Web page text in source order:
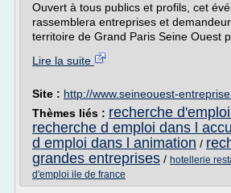
Ouvert à tous publics et profils, cet
rassemblera entreprises et
territoire de Grand Paris Seine Ouest
Lire la suite
Site : http://www.seineouest-
Thèmes liés : recherche
recherche d emploi dans l
d emploi dans l animation /
grandes entreprises / hotellerie
d'emploi ile de france